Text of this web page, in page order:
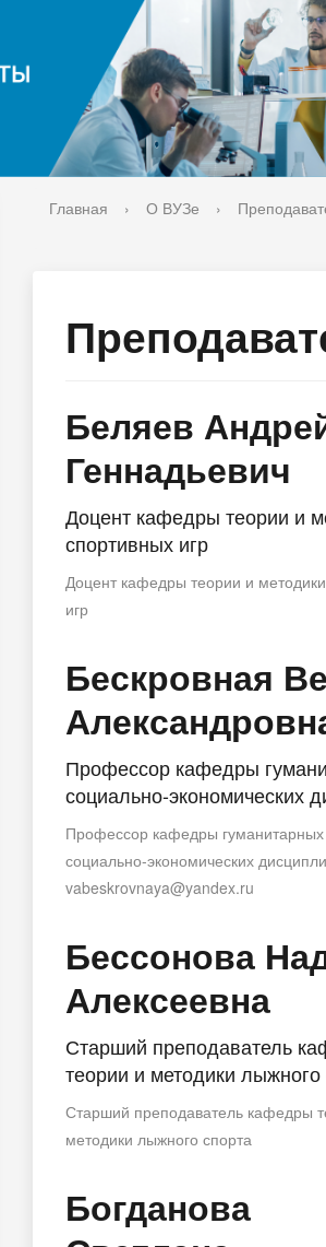
Спорт-норма жизни
Попечительский совет
Главная › О ВУЗе ›
Беляев
Геннадьевич
Доцент кафедры теории и
спортивных игр
Доцент кафедры теории и
игр
Бескровная
Профессор кафедры
социально-экономических
Профессор кафедры
социально-экономических
vabeskrovnaya@yandex.ru
Бессонова
Алексеевна
Старший преподаватель
теории и методики лыжного
Старший преподаватель кафедры
методики лыжного спорта
Богданова